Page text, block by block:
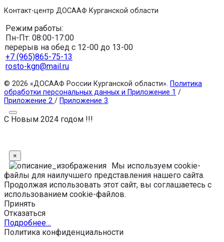
Контакт-центр ДОСААФ Курганской области
Режим работы:
Пн-Пт: 08:00-17:00
перерыв на обед с 12-00 до 13-00
+7 (965)865-75-13
rosto-kgn@mail.ru
© 2026 «ДОСААФ России Курганской области». Политика
обработки персональных данных и Приложение 1 /
Приложение 2 / Приложение 3.
С Новым 2024 годом !!!
×
Мы используем cookie-
файлы для наилучшего представления нашего сайта.
Продолжая использовать этот сайт, вы соглашаетесь с
использованием cookie-файлов.
Принять
Отказаться
Подробнее…
Политика конфиденциальности